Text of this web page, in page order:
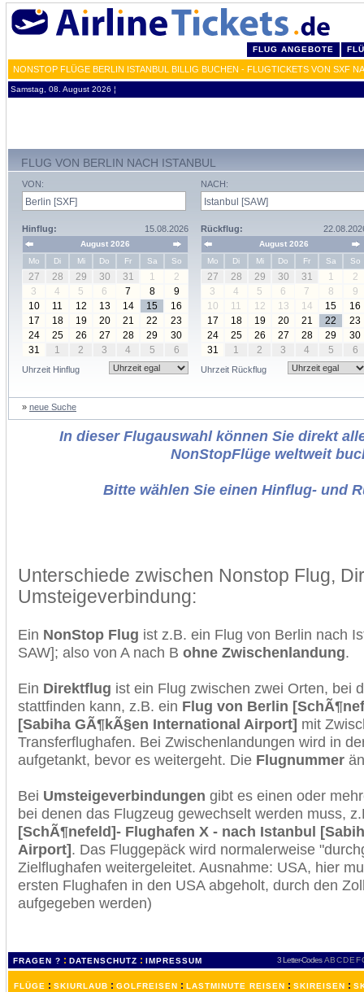
FLUG ANGEBOTE
NONSTOP FLÜGE BERLIN ISTANBUL BILLIG BUCHEN - FLUGTICKETS VON SXF
Samstag, 08. August 2026 ¦
FLUG VON BERLIN NACH ISTANBUL
VON:
Hinflug: 15.08.2026
August 2026
Mo
Di Mi Do Fr Sa So
27 28 29 30 31 1
2
3
4 5 6 7 8
9
10
11 12 13 14 15
16
17
18 19 20 21 22
23
24
25 26 27 28 29
30
31
1 2 3 4 5 6
Uhrzeit Hinflug
NACH:
Rückflug:
August 2026
Mo
Di Mi Do Fr Sa So
27 28 29 30 31 1
2
3
4 5 6 7 8
9
10
11 12 13 14 15
16
17
18 19 20 21 22
23
24
25 26 27 28 29
30
31
1 2 3 4 5 6
Uhrzeit Rückflug
» neue Suche
In dieser Flugauswahl können Sie direkt
NonStopFlüge weltweit
Bitte wählen Sie einen Hinflug- und
Unterschiede zwischen Nonstop Flug,
Umsteigeverbindung:
Ein NonStop Flug ist z.B. ein Flug von Berlin nach
SAW]; also von A nach B ohne Zwischenlandung.
Ein Direktflug ist ein Flug zwischen zwei Orten, bei
stattfinden kann, z.B. ein Flug von Berlin
[Sabiha GÃ¶kÃ§en International Airport] mit
Transferflughafen. Bei Zwischenlandungen wird in
aufgetankt, bevor es weitergeht. Die Flugnummer
Bei Umsteigeverbindungen gibt es einen oder
bei denen das Flugzeug gewechselt werden muss,
[SchÃ¶nefeld]- Flughafen X - nach Istanbul
Airport]. Das Fluggepäck wird normalerweise
Zielflughafen weitergeleitet. Ausnahme: USA, hier
ersten Flughafen in den USA abgeholt, durch den
aufgegeben werden)
FRAGEN ? : DATENSCHUTZ : IMPRESSUM 3 Letter-Codes ABCDEF
FLÜGE : SKIURLAUB : GOLFREISEN : LASTMINUTE REISEN : SKIREISEN :